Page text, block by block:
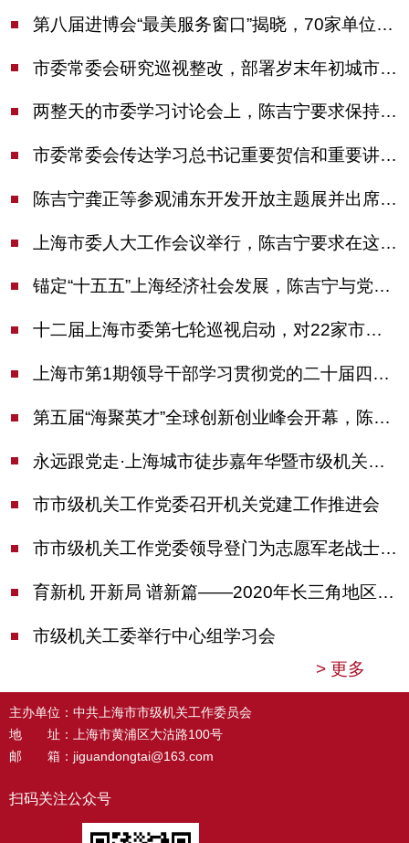
第八届进博会“最美服务窗口”揭晓，70家单位诠释“上海服务”温度
市委常委会研究巡视整改，部署岁末年初城市安全工作
两整天的市委学习讨论会上，陈吉宁要求保持战略定力始终坚定信心善于科学应对
市委常委会传达学习总书记重要贺信和重要讲话精神，研究党建引领物业治理等工作
陈吉宁龚正等参观浦东开发开放主题展并出席座谈会
上海市委人大工作会议举行，陈吉宁要求在这些方面更加奋发有为
锚定“十五五”上海经济社会发展，陈吉宁与党外人士专题协商座谈
十二届上海市委第七轮巡视启动，对22家市管单位开展常规巡视
上海市第1期领导干部学习贯彻党的二十届四中全会精神专题研讨班开班，陈吉宁作专题报告
第五届“海聚英才”全球创新创业峰会开幕，陈吉宁出席并启动新一届大赛
永远跟党走·上海城市徒步嘉年华暨市级机关运动会开幕
市市级机关工作党委召开机关党建工作推进会
市市级机关工作党委领导登门为志愿军老战士佩戴纪念章
育新机 开新局 谱新篇——2020年长三角地区机关党建工作研讨会在南京召开
市级机关工委举行中心组学习会
> 更多